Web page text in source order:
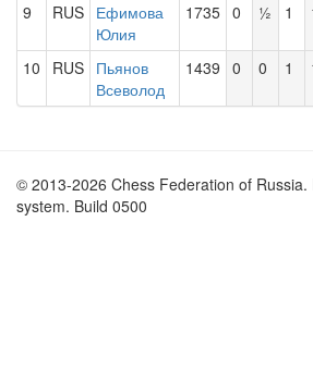
9 RUS Ефимова
Юлия
1735 0 ½ 1
10 RUS Пьянов
Всеволод
1439 0 0 1
© 2013-2026 Chess Federation of Russia.
system. Build 0500